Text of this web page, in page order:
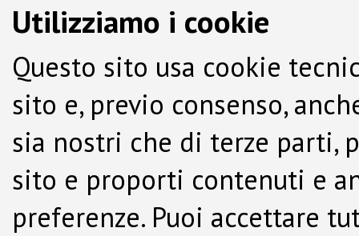
Utilizziamo i cookie
Questo sito usa cookie
sito e, previo consenso,
sia nostri che di terze parti,
sito e proporti contenuti e
preferenze. Puoi accettare